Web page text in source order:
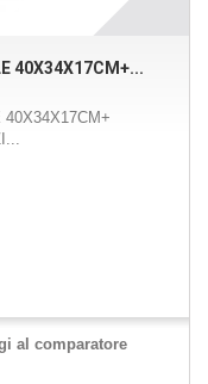
40X34X17CM+...
al comparatore